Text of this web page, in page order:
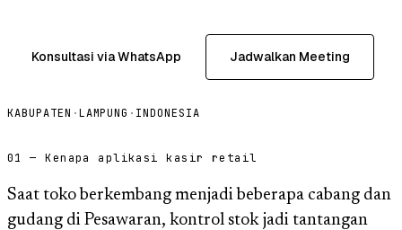
Konsultasi via WhatsApp Jadwalkan Meeting
KABUPATEN ·LAMPUNG · INDONESIA
01 — Kenapa aplikasi kasir retail
Saat toko berkembang menjadi beberapa cabang dan
gudang di Pesawaran, kontrol stok jadi tantangan